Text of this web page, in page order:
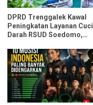
DPRD Trenggalek Kawal
Peningkatan Layanan Cuci
Darah RSUD Soedomo,
Pasien Sekali Pelayanan